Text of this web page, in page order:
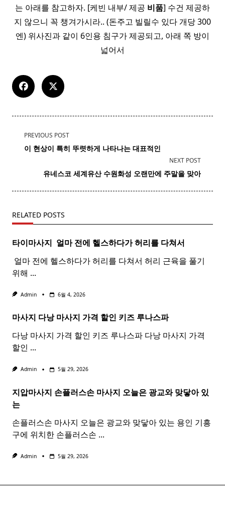
는 아래를 참고하자. [케빈 내부/ 제공 비품] 수건 제공하
지 않으니 꼭 챙겨가시라.. (돈주고 빌릴수 있다 개당 300
엔) 위사진과 같이 6인용 침구가 제공되고, 아래 쪽 방이
넓어서
<span
class="nav-
text">Page</span>
PREVIOUS POST
이 현상이 특히 뚜렷하게 나타나는 대표적인
NEXT POST
유네스코 세계유산 수원화성 오랜만에 주말을 맞아
RELATED POSTS
타이마사지 ​ 얼마 전에 헬스하다가 허리를 다쳐서
​ 얼마 전에 헬스하다가 허리를 다쳐서 허리 근육을 풀기
위해 ...
Admin 6월 4, 2026
마사지 다낭마사지 가격 할인 키즈 루나스파
다낭 마사지 가격 할인 키즈 루나스파 다낭 마사지 가격
할인 ...
Admin 5월 29, 2026
지압마사지 손플러스손 마사지 오늘은 광교와 맞닿아 있
는
손플러스손 마사지 오늘은 광교와 맞닿아 있는 용인 기흥
구에 위치한 손플러스손 ...
Admin 5월 29, 2026